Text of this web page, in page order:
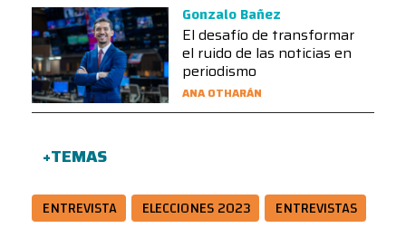
Gonzalo Bañez
El desafío de transformar
el ruido de las noticias en
periodismo
ANA OTHARÁN
+TEMAS
ENTREVISTA ELECCIONES 2023
ENTREVISTAS